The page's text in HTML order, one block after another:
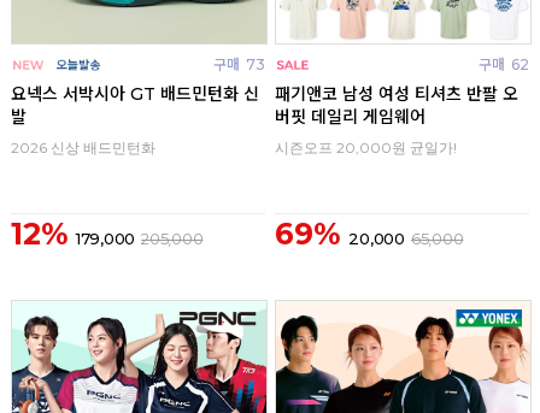
구매 73
요넥스 서박시아 GT 배드민턴화 신
발
2026 신상 배드민턴화
12% 179,000 205,000
구매 62
패기앤코 남성 여성 티셔츠 반팔 오
버핏 데일리 게임웨어
시즌오프 20,000원 균일가!
69% 20,000 65,000